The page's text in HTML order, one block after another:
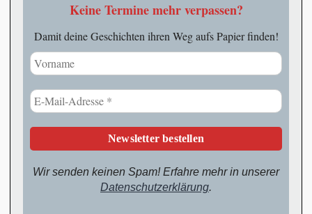
Keine Termine mehr verpassen?
Damit deine Geschichten ihren Weg aufs Papier finden!
Wir senden keinen Spam! Erfahre mehr in unserer
Datenschutzerklärung.